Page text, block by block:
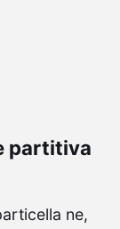
partitiva
ne,